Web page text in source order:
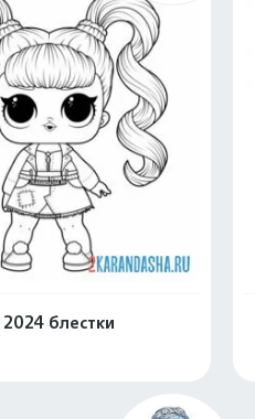
блестки